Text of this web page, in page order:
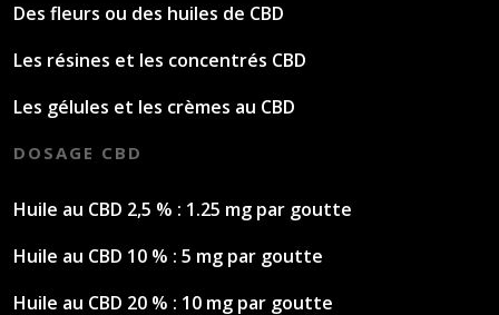
Des fleurs ou des huiles de CBD
Les résines et les concentrés CBD
Les gélules et les crèmes au CBD
DOSAGE CBD
Huile au CBD 2,5 % : 1.25 mg par goutte
Huile au CBD 10 % : 5 mg par goutte
Huile au CBD 20 % : 10 mg par goutte